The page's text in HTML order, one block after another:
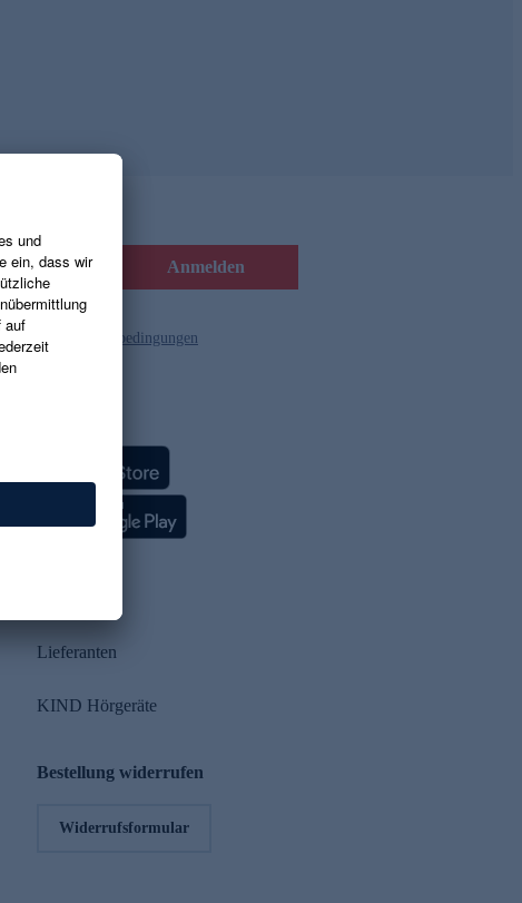
Anmelden
und die Gutscheinbedingungen
Lieferanten
KIND Hörgeräte
Bestellung widerrufen
Widerrufsformular